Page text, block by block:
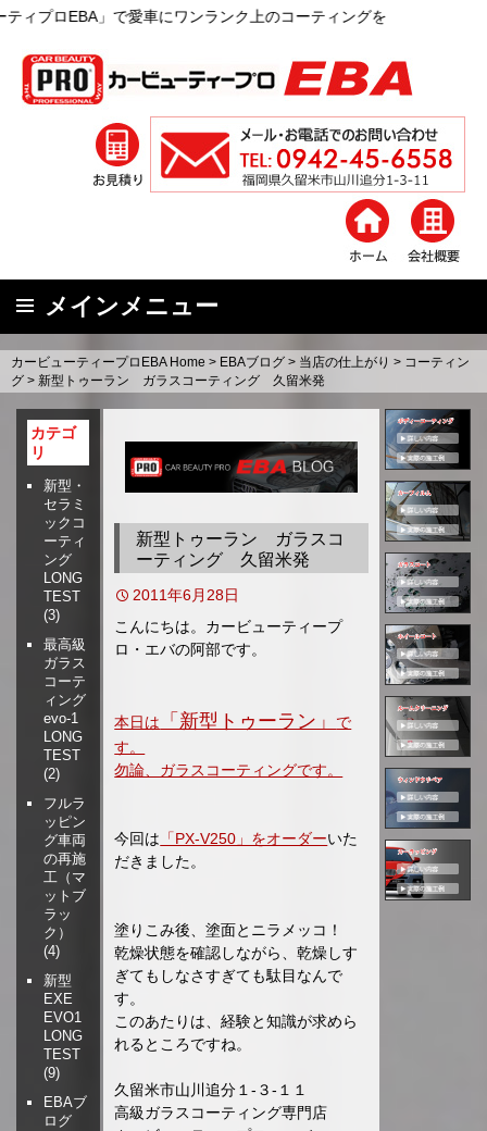
で愛車にワンランク上のコーティングを
メインメニュー
コ
ン
カービューティープロEBA Home > EBAブログ > 当店の仕上がり > コーティン
グ > 新型トゥーラン ガラスコーティング 久留米発
新型トゥーラン ガラスコ
ーティング 久留米発
2011年6月28日
こんにちは。カービューティープ
ロ・エバの阿部です。
本日は 「新型トゥーラン」
で
す。
勿論、ガラスコーティングです。
今回は 「PX-V250」をオーダーいた
だきました。
塗りこみ後、塗面とニラメッコ！
乾燥状態を確認しながら、乾燥しす
ぎてもしなさすぎても駄目なんで
す。
このあたりは、経験と知識が求めら
れるところですね。
久留米市山川追分１-３-１１
高級ガラスコーティング専門店
カテゴ
リ
新型・
セラミ
ックコ
ーティ
ング
LONG
TEST
(3)
最高級
ガラス
コーテ
ィング
evo-1
LONG
TEST
(2)
フルラ
ッピン
グ車両
の再施
工（マ
ットブ
ラッ
ク）
(4)
新型
EXE
EVO1
LONG
TEST
(9)
EBAブ
ログ